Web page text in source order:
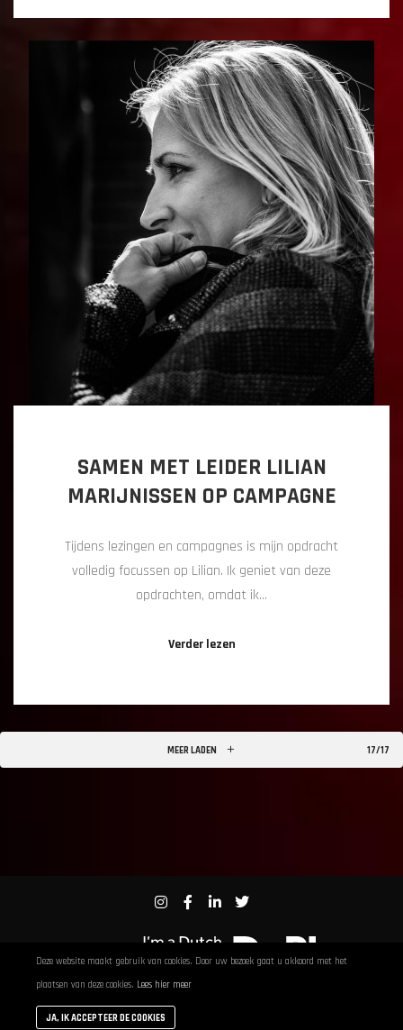
SAMEN MET LEIDER LILIAN
MARIJNISSEN OP CAMPAGNE
Tijdens lezingen en campagnes is mijn opdracht
volledig focussen op Lilian. Ik geniet van deze
opdrachten, omdat ik…
Verder lezen
MEER LADEN 17/17
Powered by
Deze website maakt gebruik van cookies. Door uw bezoek gaat u akkoord met het
plaatsen van deze cookies. Lees hier meer
JA, IK ACCEPTEER DE COOKIES